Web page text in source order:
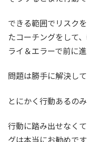
できる範囲でリスク
たコーチングをして
ライ＆エラーで前に進
問題は勝手に解決して
とにかく行動あるのみ
行動に踏み出せなく